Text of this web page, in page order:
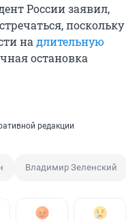
России заявил,
поскольку
надлительную
остановка
редакции
Владимир Зеленский